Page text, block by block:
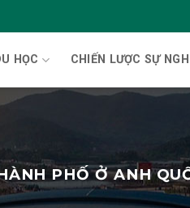
HỌC CHIẾN LƯỢC SỰ
PHỐ Ở ANH